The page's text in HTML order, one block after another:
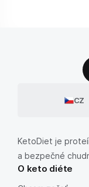
CZ
KetoDiet je
a bezpečné
O keto diéte